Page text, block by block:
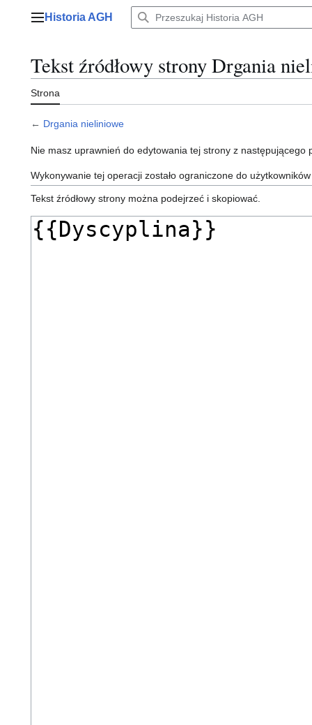
Menu główne
Historia AGH
Tekst źródłowy strony Drgania
Strona
← Drgania nieliniowe
Nie masz uprawnień do edytowania tej strony z następującego
Wykonywanie tej operacji zostało ograniczone do
Tekst źródłowy strony można podejrzeć i skopiować.